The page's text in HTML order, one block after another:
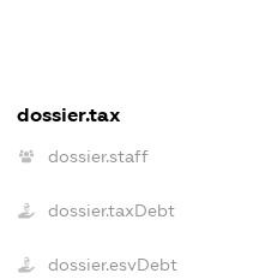
dossier.tax
dossier.staff
dossier.taxDebt
dossier.esvDebt